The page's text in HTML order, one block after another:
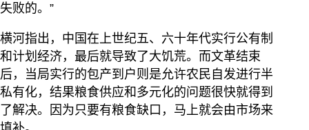
失败的。”
横河指出，中国在上世纪五、六十年代实行公有制
和计划经济，最后就导致了大饥荒。而文革结束
后，当局实行的包产到户则是允许农民自发进行半
私有化，结果粮食供应和多元化的问题很快就得到
了解决。因为只要有粮食缺口，马上就会由市场来